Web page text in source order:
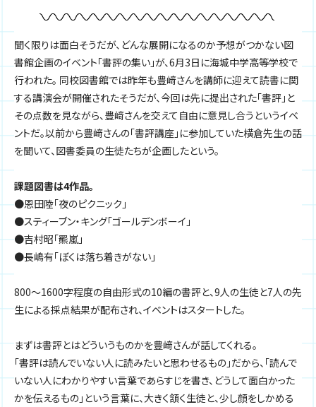
聞く限りは面白そうだが、どんな展開になるのか予想がつかない図
書館企画のイベント「書評の集い」が、6月3日に海城中学高等学校で
行われた。 同校図書館では昨年も豊﨑さんを講師に迎えて読書に関
する講演会が開催されたそうだが、今回は先に提出された「書評」と
その点数を見ながら、豊﨑さんを交えて自由に意見し合うというイベ
ントだ。以前から豊﨑さんの「書評講座」に参加していた横倉先生の話
を聞いて、図書委員の生徒たちが企画したという。
課題図書は4作品。
●恩田陸「夜のピクニック」
●スティーブン・キング「ゴールデンボーイ」
●吉村昭「羆嵐」
●長嶋有「ぼくは落ち着きがない」
800〜1600字程度の自由形式の10編の書評と、9人の生徒と7人の先
生による採点結果が配布され、イベントはスタートした。
まずは書評とはどういうものかを豊﨑さんが話してくれる。
「書評は読んでいない人に読みたいと思わせるもの」だから、「読んで
いない人にわかりやすい言葉であらすじを書き、どうして面白かった
かを伝えるもの」という言葉に、大きく頷く生徒と、少し顔をしかめる